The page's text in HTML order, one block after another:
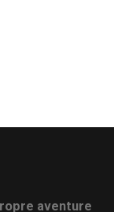
aventure